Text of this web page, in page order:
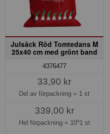
Julsäck Röd Tomtedans M
25x40 cm med grönt band
4376477
33,90 kr
Del av förpackning = 1 st
339,00 kr
Hel förpackning = 10*1 st